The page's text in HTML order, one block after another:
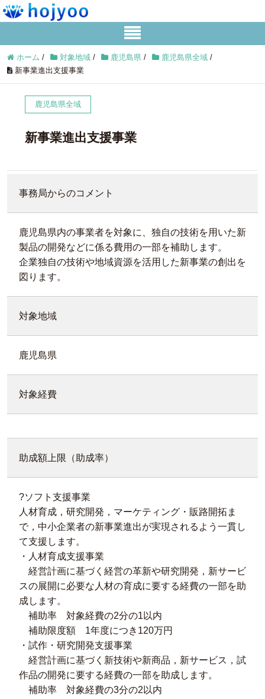
ホーム / 対象地域 / 鹿児島県 / 鹿児島県全域 /
新事業進出支援事業
鹿児島県全域
新事業進出支援事業
事務局からのコメント
鹿児島県内の事業者を対象に、独自の技術を用いた新
製品の開発などに係る費用の一部を補助します。
企業独自の技術や地域資源を活用した新事業の創出を
図ります。
対象地域
鹿児島県
対象経費
助成額上限（助成率）
?ソフト支援事業
人材育成，研究開発，マーケティング・販路開拓ま
で，中小企業者の新事業進出が実現されるよう一貫し
て支援します。
・人材育成支援事業
経営計画に基づく経営の革新や研究開発，新サービ
スの展開に必要な人材の育成に要する経費の一部を助
成します。
補助率 対象経費の2分の1以内
補助限度額 1年度につき120万円
・試作・研究開発支援事業
経営計画に基づく新技術や新商品，新サービス，試
作品の開発に要する経費の一部を助成します。
補助率 対象経費の3分の2以内